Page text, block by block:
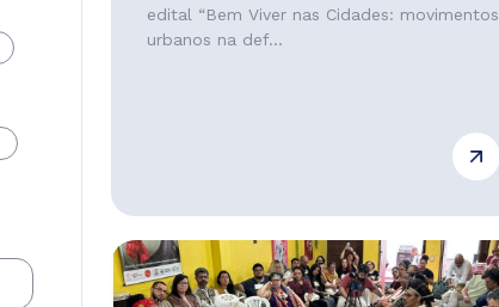
edital “Bem Viver nas Cidades: movimentos
urbanos na def...